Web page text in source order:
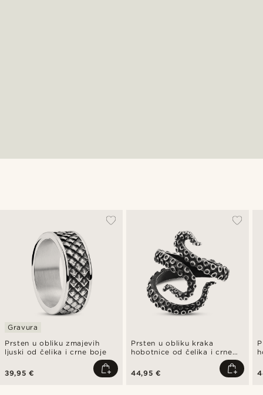
Prsten u obliku zmajevih
ljuski od čelika i crne boje
Gravura
39,95 €
Prsten u obliku kraka
hobotnice od čelika i crne
44,95 €